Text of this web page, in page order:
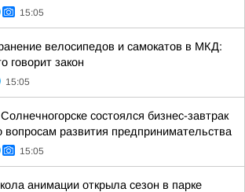
15:05
велосипедов и самокатов в МКД:
говорит закон
15:05
состоялся бизнес-завтрак
вопросам развития предпринимательства
15:05
анимации открыла сезон в парке